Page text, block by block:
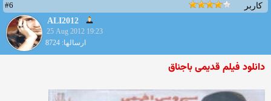
کاربر
#6
ALI2012
25 Aug 2012 19:23
ارسالها: 8724
دانلود فیلم قدیمی باجناق